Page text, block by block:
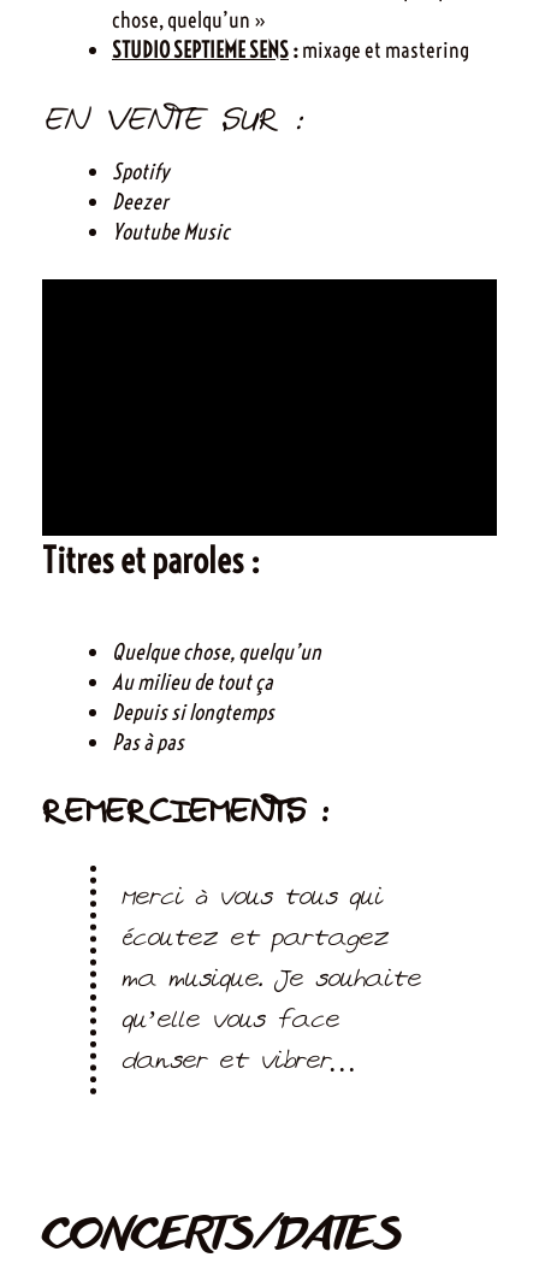
chose, quelqu’un »
STUDIO SEPTIEME SENS:mixage et mastering
EN VENTE SUR :
Spotify
Deezer
Youtube Music
Titres et paroles :
Quelque chose, quelqu’un
Au milieu de tout ça
Depuis si longtemps
Pas à pas
REMERCIEMENTS :
Merci à vous tous qui
écoutez et partagez
ma musique. Je souhaite
qu’elle vous face
danser et vibrer…
CONCERTS/DATES